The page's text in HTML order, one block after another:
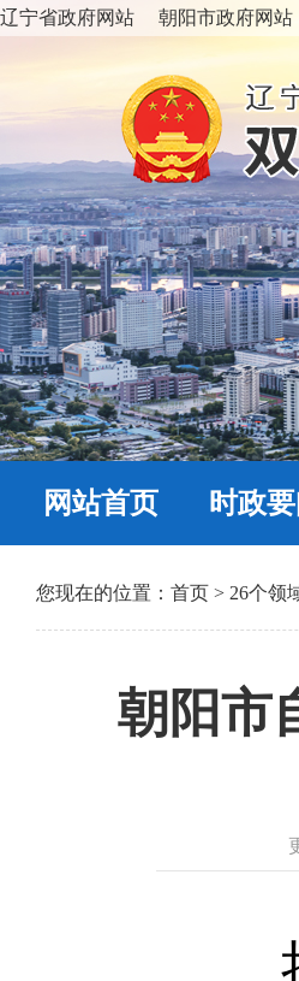
辽宁省政府网站 朝阳市政府网站
网站首页 时政要
您现在的位置： 首页 > 26个领
朝阳市